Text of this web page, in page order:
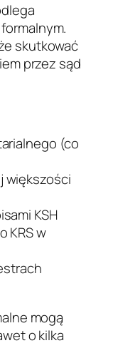
skutkować
przez sąd
(co
większości
KSH
KRS w
mogą
o kilka